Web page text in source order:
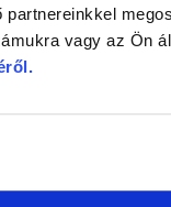
vagy az Ön
.